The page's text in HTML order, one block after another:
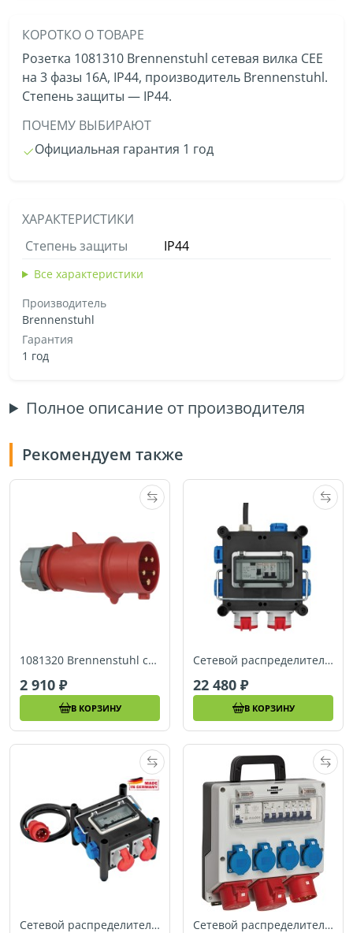
КОРОТКО О ТОВАРЕ
Розетка 1081310 Brennenstuhl сетевая вилка CEE
на 3 фазы 16А, IP44, производитель Brennenstuhl.
Степень защиты — IP44.
ПОЧЕМУ ВЫБИРАЮТ
Официальная гарантия 1 год
ХАРАКТЕРИСТИКИ
Степень защиты
IP44
Все характеристики
Производитель
Brennenstuhl
Гарантия
1 год
Полное описание от производителя
Рекомендуем также
1081320 Brennenstuhl сетевая вилка CEE на 3 фазы 32А, IP44
2 910
В КОРЗИНУ
Сетевой распределитель с защитой на 6 розеток Brennenstuhl, 16 А (1153690200)
22 480
В КОРЗИНУ
Сетевой распределитель с защитой на 6 розеток Brennenstuhl, 32 А (1153690400) Сетевой распределитель 4\16 А Brennenstuhl Distribution Box, 3x LS 230V,1xFI 40A (1154890010)